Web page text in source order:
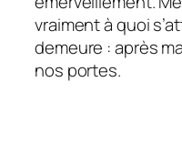
vraiment à quoi
demeure : après
nos portes.